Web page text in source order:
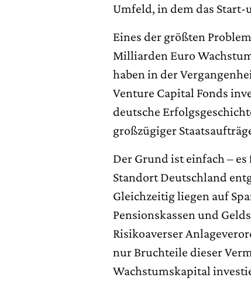
Umfeld, in dem das Start-
Eines der größten
Milliarden Euro
haben in der
Venture Capital Fonds
deutsche
großzügiger
Der Grund ist einfach –
Standort Deutschland
Gleichzeitig liegen auf
Pensionskassen und
Risikoaverser
nur Bruchteile dieser
Wachstumskapital